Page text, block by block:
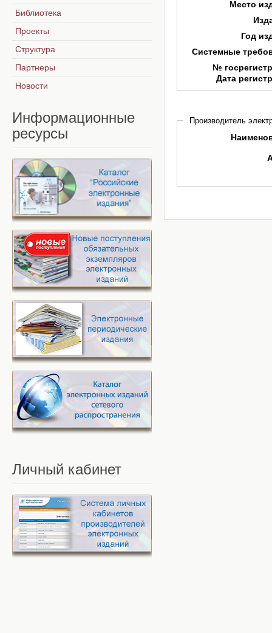
Место
Год
Системные
№
Дата
Производитель
Библиотека
Проекты
Структура
Партнеры
Новости
Информационные
ресурсы
Личный кабинет